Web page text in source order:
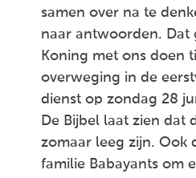
samen over na te
naar antwoorden. Dat
Koning met ons doen
overweging in de
dienst op zondag 28
De Bijbel laat zien dat
zomaar leeg zijn. Ook
familie Babayants om